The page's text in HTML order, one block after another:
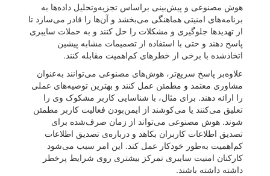
هوش مصنوعی و پیش‌بینی براساس تجزیه‌وتحلیل داده‌ها به
برنامه‌های امنیتی هماهنگی می‌بخشد و آن‌‌ها را قادر می‌سازد تا
از تهدیدها جلوگیری و مشکلات را حل کنند و به حملات سایبری
پاسخ دهند و حتی با استفاده از تصمیمات مشابه پیشین
اتخاذشده با برخی از خطرهای کم‌اهمیت مقابله کنند.
علاوه‌بر پاسخ سریع‌تر، هوش‌های مصنوعی می‌توانند به‌عنوان
مشاوری معتمد و مطمئن عمل کنند و بهترین توصیه‌های عملی
را ارائه دهند. برای مثال، با شناسایی کاربر مشکوک وی را
تعلیق می‌کنند یا می‌کوشند از ایمن‌بودن فعالیت کاربر مطمئن
شوند. هوش مصنوعی می‌تواند از زمان صرف‌شده برای
تصدیق اطلاعات کاربران بکاهد و درباره‌ی تصدیق اطلاعات
کم‌اهمیت به‌طور خودکار عمل کند. این امر سبب می‌شود
کارکنان امنیت سایبری تمرکز بیشتری روی شرایط پرخطر
داشته داشته‌ باشند.